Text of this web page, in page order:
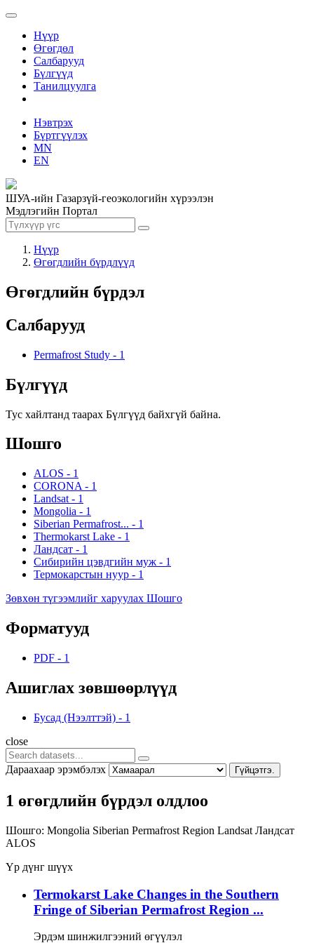
Нүүр
Өгөгдөл
Салбарууд
Бүлгүүд
Танилцуулга
Нэвтрэх
Бүртгүүлэх
MN
EN
ШУА-ийн Газарзүй-геоэкологийн хүрээлэн
Мэдлэгийн Портал
Нүүр
Өгөгдлийн бүрдлүүд
Өгөгдлийн бүрдэл
Салбарууд
Permafrost Study - 1
Бүлгүүд
Тус хайлтанд таарах Бүлгүүд байхгүй байна.
Шошго
ALOS - 1
CORONA - 1
Landsat - 1
Mongolia - 1
Siberian Permafrost... - 1
Thermokarst Lake - 1
Ландсат - 1
Сибирийн цэвдгийн муж - 1
Термокарстын нуур - 1
Зөвхөн түгээмлийг харуулах Шошго
Форматууд
PDF - 1
Ашиглах зөвшөөрлүүд
Бусад (Нээлттэй) - 1
close
Дараахаар эрэмбэлэх Гүйцэтгэ.
1 өгөгдлийн бүрдэл олдлоо
Шошго: Mongolia Siberian Permafrost Region Landsat Ландсат
ALOS
Үр дүнг шүүх
Termokarst Lake Changes in the Southern
Fringe of Siberian Permafrost Region ...
Эрдэм шинжилгээний өгүүлэл